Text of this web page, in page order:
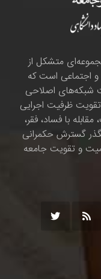
متشکل از
و اجتماعی است که
شبکه‌های اصلاحی
ظرفیت اجرایی
با فساد، فقر،
گسترش حکمرانی
و تقویت جامعه